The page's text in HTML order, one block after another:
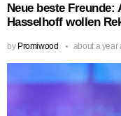
Neue beste Freunde:
Hasselhoff wollen
by Promiwood about a year